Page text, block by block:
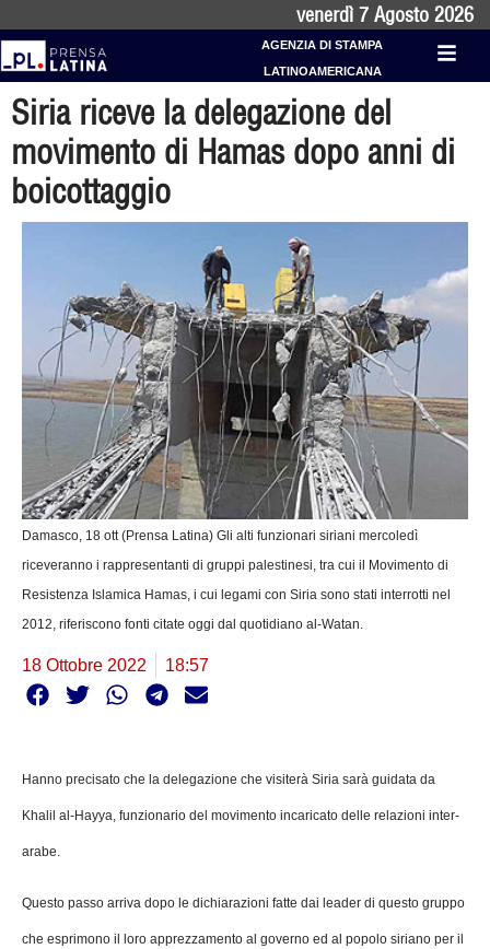
venerdì 7 Agosto 2026
AGENZIA DI STAMPA
LATINOAMERICANA
Siria riceve la delegazione del
movimento di Hamas dopo anni di
boicottaggio
Damasco, 18 ott (Prensa Latina) Gli alti funzionari siriani mercoledì
riceveranno i rappresentanti di gruppi palestinesi, tra cui il Movimento di
Resistenza Islamica Hamas, i cui legami con Siria sono stati interrotti nel
2012, riferiscono fonti citate oggi dal quotidiano al-Watan.
18 Ottobre 2022 18:57
Hanno precisato che la delegazione che visiterà Siria sarà guidata da
Khalil al-Hayya, funzionario del movimento incaricato delle relazioni inter-
arabe.
Questo passo arriva dopo le dichiarazioni fatte dai leader di questo gruppo
che esprimono il loro apprezzamento al governo ed al popolo siriano per il